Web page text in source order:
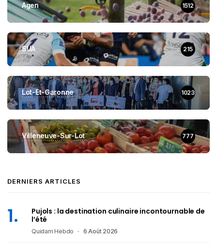
Agen 1512
SUA 215
Lot-Et-Garonne 1023
Villeneuve-Sur-Lot 777
DERNIERS ARTICLES
Pujols : la destination culinaire incontournable de
l’été
Quidam Hebdo 6 Août 2026